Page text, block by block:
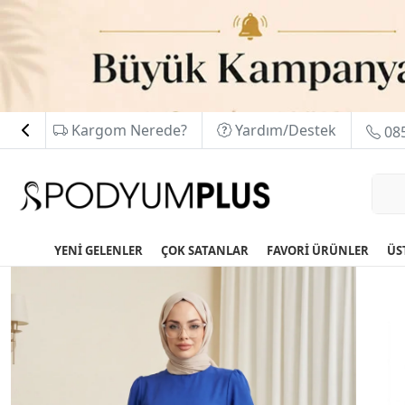
Kargom Nerede? Yardım/Destek
YENİ GELENLER ÇOK SATANLAR FAVORİ ÜRÜNLER